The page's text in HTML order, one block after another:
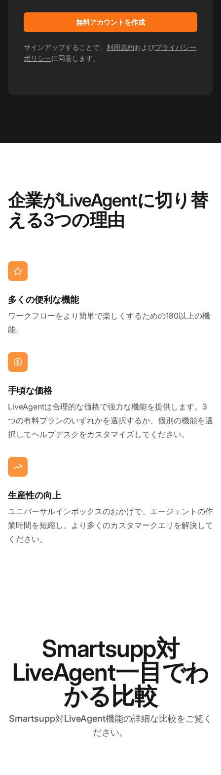
無料アカウントを作成
サインアップすることで、 利用規約およびプライバシー
ポリシーに同意します。
企業がLiveAgentに切り替
える3つの理由
多くの便利な機能
ワークフローをより簡単で楽しくするための180以上の機
能。
手頃な価格
LiveAgentは合理的な価格で強力な機能を提供します。3
つの有料プランのいずれかを選択するか、個別の機能を選
択してヘルプデスクをカスタマイズしてください。
生産性の向上
ユニバーサルインボックスのおかげで、エージェントの作
業時間を短縮し、より多くのカスタマークエリを解決して
ください。
Smartsupp対
LiveAgent一目でわ
かる比較
Smartsupp対LiveAgent機能の詳細な比較をご覧く
ださい。